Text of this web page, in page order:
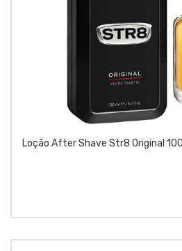
Loção After Shave Str8 Original